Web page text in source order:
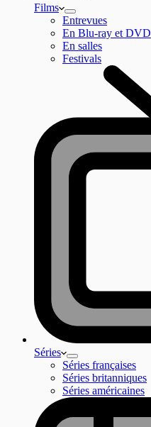
Films
Entrevues
En Blu-ray et DVD
En salles
Festivals
Séries
Séries françaises
Séries britanniques
Séries américaines